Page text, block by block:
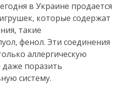
в Украине продается
которые содержат
такие
фенол. Эти соединения
аллергическую
поразить
систему.